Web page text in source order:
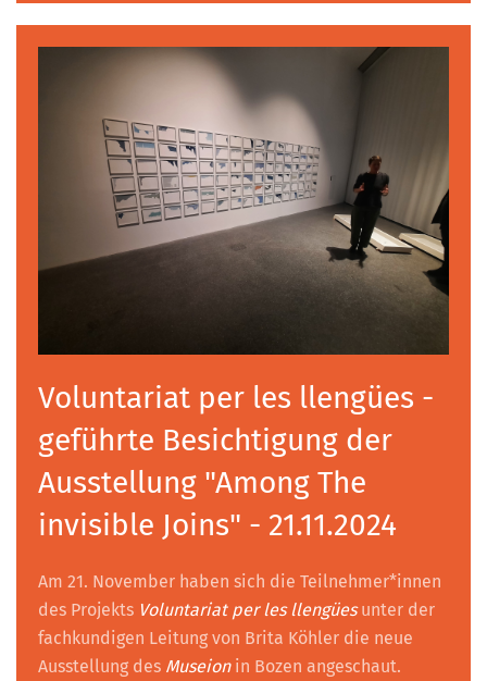
Voluntariat per les llengües -
geführte Besichtigung der
Ausstellung "Among The
invisible Joins" - 21.11.2024
Am 21. November haben sich die Teilnehmer*innen
des Projekts Voluntariat per les llengüesunter der
fachkundigen Leitung von Brita Köhler die neue
Ausstellung des Museionin Bozen angeschaut.